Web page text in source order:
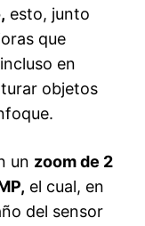
esto, junto
que
en
objetos
un zoom de 2
el cual, en
del sensor